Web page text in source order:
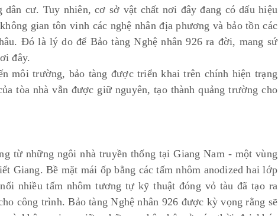
cư. Tuy nhiên, cơ sở vật chất nơi đây đang có dấu hiệu
gian tôn vinh các nghệ nhân địa phương và bảo tồn các
Đó là lý do để Bảo tàng Nghệ nhân 926 ra đời, mang sứ
đây.
môi trường, bảo tàng được triển khai trên chính hiện trạng
tòa nhà vẫn được giữ nguyên, tạo thành quảng trường cho
từ những ngôi nhà truyền thống tại Giang Nam - một vùng
Giang. Bề mặt mái ốp bằng các tấm nhôm anodized hai lớp
nhiều tấm nhôm tương tự kỹ thuật đóng vỏ tàu đã tạo ra
công trình. Bảo tàng Nghệ nhân 926 được kỳ vọng rằng sẽ